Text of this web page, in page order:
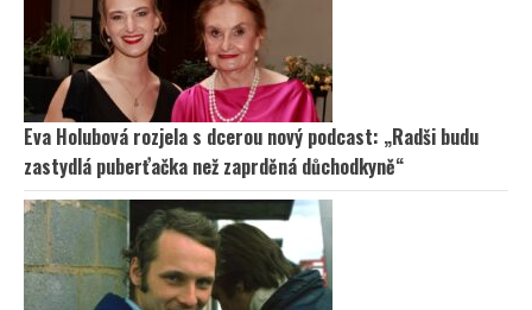
Eva Holubová rozjela s dcerou nový podcast: „Radši budu
zastydlá puberťačka než zaprděná důchodkyně“